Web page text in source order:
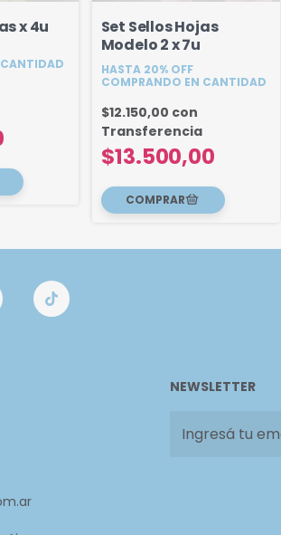
x 4u
Set Sellos Hojas
Modelo 2 x 7u
HASTA 20% OFF
COMPRANDO EN CANTIDAD
$13.500,00
$12.150,00 con
Transferencia
NEWSLETTER